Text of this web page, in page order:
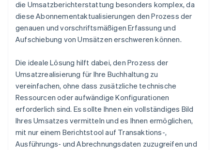
die Umsatzberichterstattung besonders komplex, da
diese Abonnementaktualisierungen den Prozess der
genauen und vorschriftsmäßigen Erfassung und
Aufschiebung von Umsätzen erschweren können.
Die ideale Lösung hilft dabei, den Prozess der
Umsatzrealisierung für Ihre Buchhaltung zu
vereinfachen, ohne dass zusätzliche technische
Ressourcen oder aufwändige Konfigurationen
erforderlich sind. Es sollte Ihnen ein vollständiges Bild
Ihres Umsatzes vermitteln und es Ihnen ermöglichen,
mit nur einem Berichtstool auf Transaktions-,
Ausführungs- und Abrechnungsdaten zuzugreifen und